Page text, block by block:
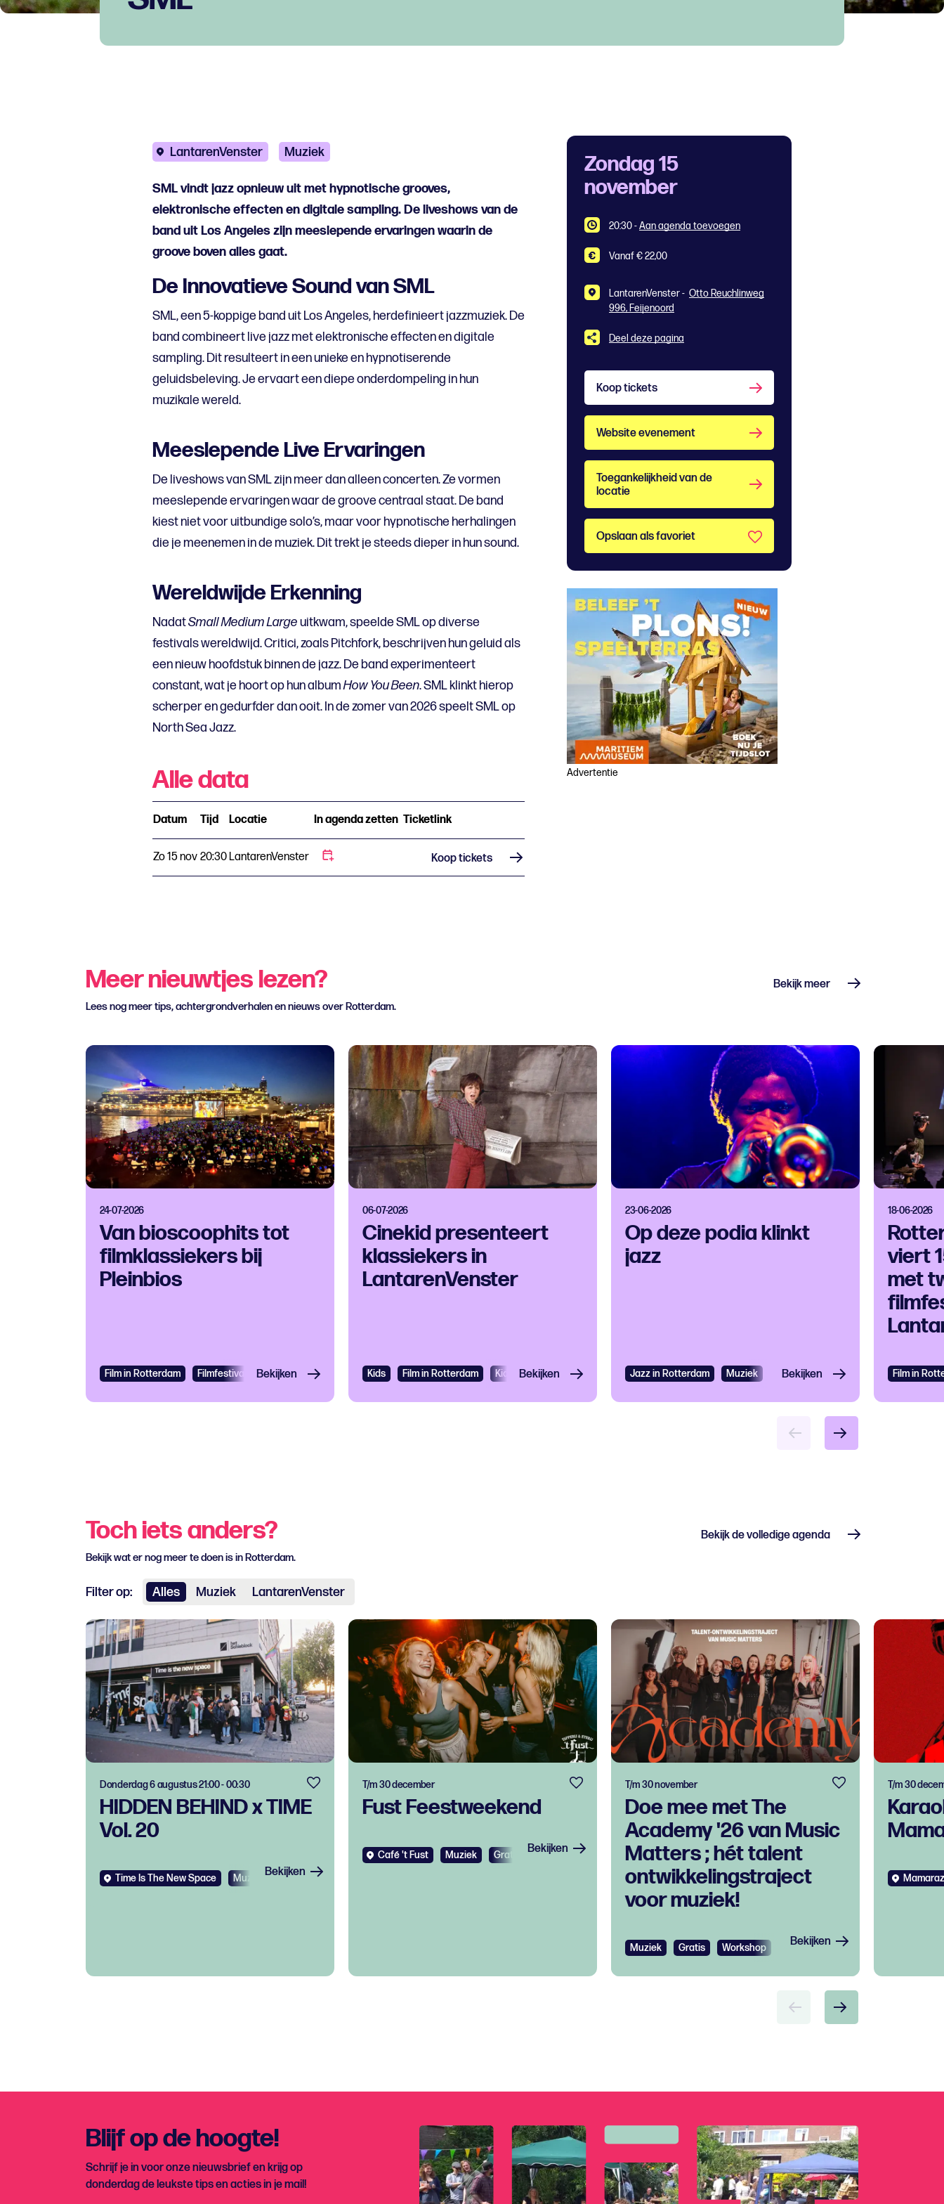
LantarenVenster Muziek
SML vindt jazz opnieuw uit met hypnotische grooves,
elektronische effecten en digitale sampling. De liveshows van de
band uit Los Angeles zijn meeslepende ervaringen waarin de
groove boven alles gaat.
De Innovatieve Sound van SML
SML, een 5-koppige band uit Los Angeles, herdefinieert jazzmuziek. De
band combineert live jazz met elektronische effecten en digitale
sampling. Dit resulteert in een unieke en hypnotiserende
geluidsbeleving. Je ervaart een diepe onderdompeling in hun
muzikale wereld.
Meeslepende Live Ervaringen
De liveshows van SML zijn meer dan alleen concerten. Ze vormen
meeslepende ervaringen waar de groove centraal staat. De band
kiest niet voor uitbundige solo’s, maar voor hypnotische herhalingen
die je meenemen in de muziek. Dit trekt je steeds dieper in hun sound.
Wereldwijde Erkenning
NadatSmall Medium Largeuitkwam, speelde SML op diverse
festivals wereldwijd. Critici, zoals Pitchfork, beschrijven hun geluid als
een nieuw hoofdstuk binnen de jazz. De band experimenteert
constant, wat je hoort op hun albumHow You Been. SML klinkt hierop
scherper en gedurfder dan ooit. In de zomer van 2026 speelt SML op
North Sea Jazz.
Alle data
Datum Tijd Locatie In agenda zetten Ticketlink
Zo 15 nov 20:30LantarenVenster Koop tickets
Zondag 15
november
20:30-Aan agenda toevoegen
Vanaf € 22,00
LantarenVenster - Otto Reuchlinweg
996, Feijenoord
Deel deze pagina
Koop tickets
Website evenement
Toegankelijkheid van de
locatie
Opslaan als favoriet
Advertentie
Meer nieuwtjes lezen?
Lees nog meer tips, achtergrondverhalen en nieuws over Rotterdam.
Bekijk meer
24-07-2026
Van bioscoophits tot
filmklassiekers bij
Pleinbios
Film in Rotterdam Filmfestival Bekijken
06-07-2026
Cinekid presenteert
klassiekers in
LantarenVenster
Kids Film in Rotterdam Kids Filmfestival
Bekijken
23-06-2026
Op deze podia klinkt
jazz
Jazz in Rotterdam Muziek Jazz
Bekijken
18-06-2026
viert
met
Film in
Toch iets anders?
Bekijk wat er nog meer te doen is in Rotterdam.
Filter op: Alles Muziek LantarenVenster
Bekijk de volledige agenda
HIDDEN BEHIND x TIME
Vol. 20
Donderdag 6 augustus 21:00 - 00:30
Time Is The New Space Muziek Bekijken
Fust Feestweekend
T/m 30 december
Café 't Fust Muziek Gratis Bekijken
Doe mee met The
Academy '26 van Music
Matters ; hét talent
ontwikkelingstraject
voor muziek!
T/m 30 november
Muziek Gratis Workshop Bekijken
T/m 30
Blijf op de hoogte!
Schrijf je in voor onze nieuwsbrief en krijg op
donderdag de leukste tips en acties in je mail!